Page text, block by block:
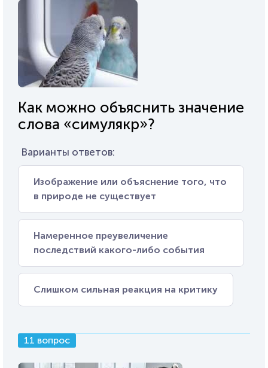
Как можно объяснить значение
слова «симулякр»?
Варианты ответов:
Изображение или объяснение того, что
в природе не существует
Намеренное преувеличение
последствий какого-либо события
Слишком сильная реакция на критику
11 вопрос